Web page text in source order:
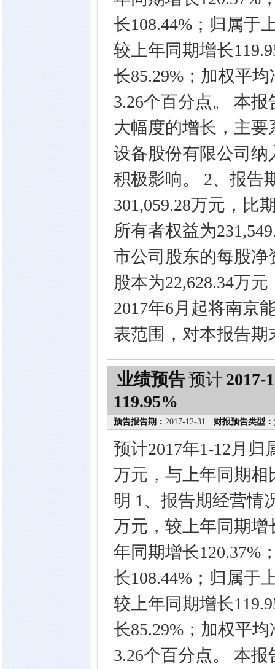
长108.44%；归属于
较上年同期增长
长85.29%；加权平
3.26个百分点。 本
大幅度的增长，主要
设备股份有限公司
积极影响。 2、报告
301,059.28万元，比
所有者权益为
市公司股东的每股净
股本为22,628.34万
2017年6月起将南京
表范围，对本报告
业绩预告预计 2017-
119.95%
预告报告期： 2017-12-31 财报预告类型：
预计2017年1-12月归
万元，与上年同期相
明 1、报告期经营情
万元，较上年同期增
年同期增长120.37%
长108.44%；归属于
较上年同期增长
长85.29%；加权平
3.26个百分点。 本